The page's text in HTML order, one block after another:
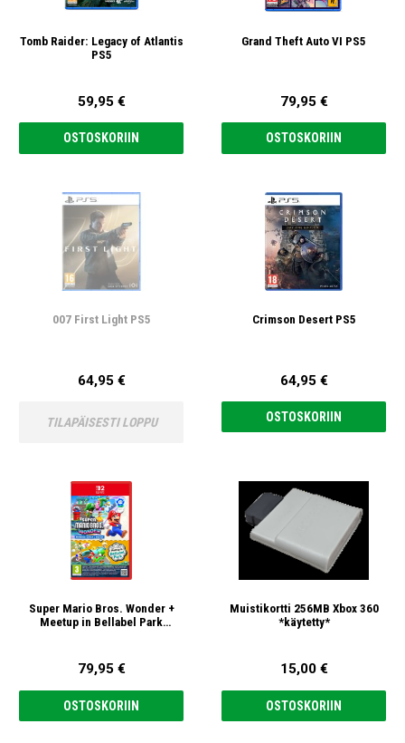
Tomb Raider: Legacy of Atlantis
PS5
59,95 €
OSTOSKORIIN
Grand Theft Auto VI PS5
79,95 €
OSTOSKORIIN
007 First Light PS5
64,95 €
TILAPÄISESTI LOPPU
Crimson Desert PS5
64,95 €
OSTOSKORIIN
Super Mario Bros. Wonder +
Meetup in Bellabel Park
79,95 €
OSTOSKORIIN
Muistikortti 256MB Xbox 360
*käytetty*
15,00 €
OSTOSKORIIN